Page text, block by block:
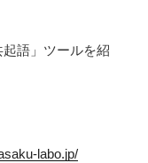
語」ツールを紹
labo.jp/